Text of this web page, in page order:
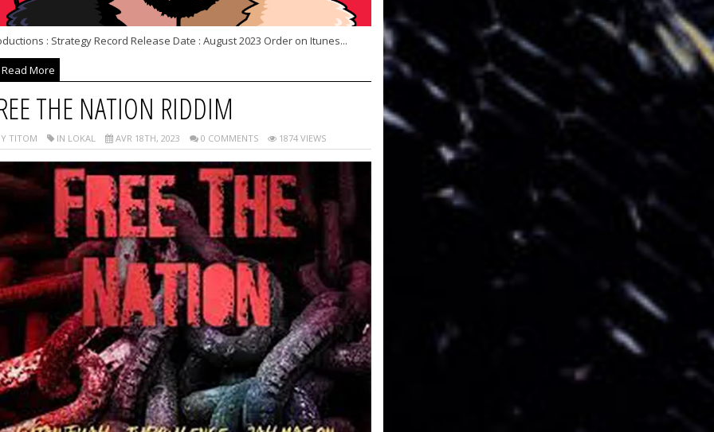
: Strategy Record Release Date : August 2023 Order on Itunes...
More
THE NATION RIDDIM
TITOM IN LOKAL AVR 18TH, 2023 0 COMMENTS 1874 VIEWS